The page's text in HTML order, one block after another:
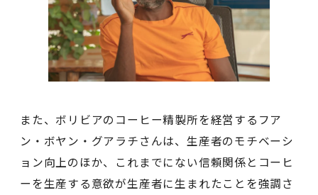
また、ボリビアのコーヒー精製所を経営するフア
ン・ボヤン・グアラチさんは、生産者のモチベーシ
ョン向上のほか、これまでにない信頼関係とコーヒ
ーを生産する意欲が生産者に生まれたことを強調さ